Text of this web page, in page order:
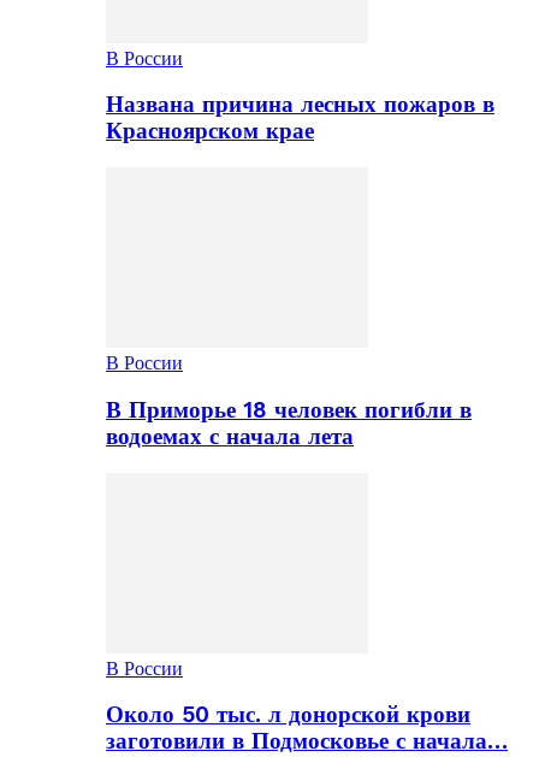
В России
Названа причина лесных пожаров в
Красноярском крае
В России
В Приморье 18 человек погибли в
водоемах с начала лета
В России
Около 50 тыс. л донорской крови
заготовили в Подмосковье с начала…